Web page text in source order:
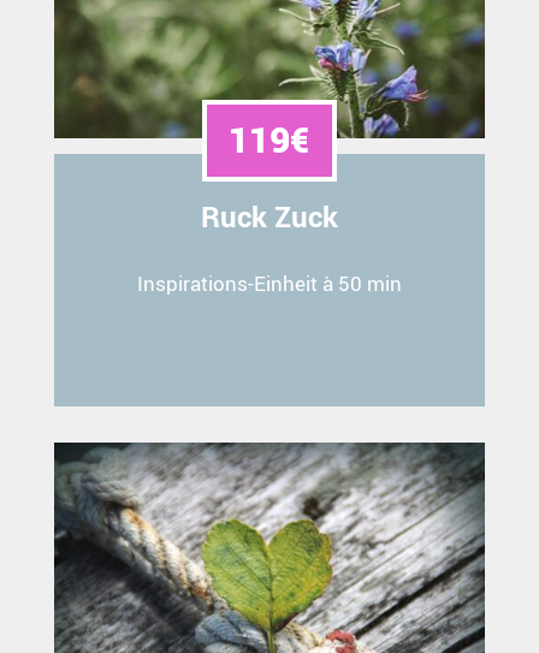
119€
Ruck Zuck
Inspirations-Einheit à 50 min